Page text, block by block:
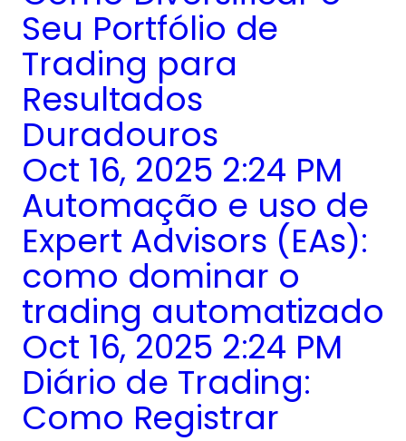
Seu Portfólio de
Trading para
Resultados
Duradouros
Oct 16, 2025 2:24 PM
Automação e uso de
Expert Advisors (EAs):
como dominar o
trading automatizado
Oct 16, 2025 2:24 PM
Diário de Trading:
Como Registrar